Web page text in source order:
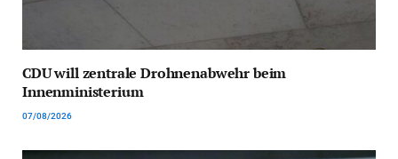
CDU will zentrale Drohnenabwehr beim
Innenministerium
07/08/2026